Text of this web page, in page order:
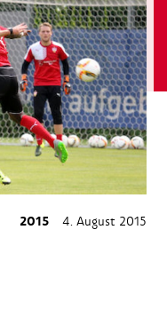
2015 4. August 2015